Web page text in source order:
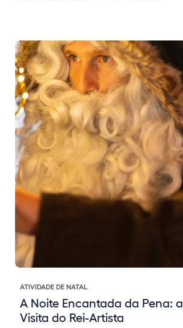
ATIVIDADE DE NATAL
A Noite Encantada da Pena: a
Visita do Rei-Artista